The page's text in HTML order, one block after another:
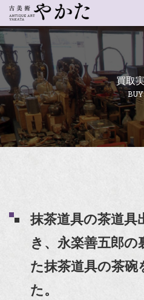
買取
BUY
抹茶道具の茶道具
き、永楽善五郎の
た抹茶道具の茶碗
た。